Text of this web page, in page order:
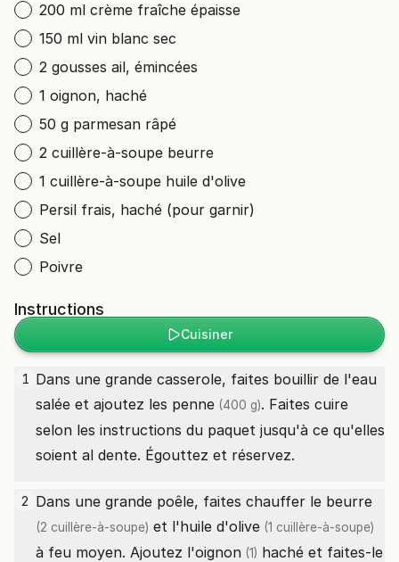
200 ml crème fraîche épaisse
150 ml vin blanc sec
2 gousses ail, émincées
1 oignon, haché
50 g parmesan râpé
2 cuillère-à-soupe beurre
1 cuillère-à-soupe huile d'olive
Persil frais, haché (pour garnir)
Sel
Poivre
Instructions
Cuisiner
1 Dans une grande casserole, faites bouillir de l'eau
salée et ajoutez les penne (400 g). Faites cuire
selon les instructions du paquet jusqu'à ce qu'elles
soient al dente. Égouttez et réservez.
2 Dans une grande poêle, faites chauffer le beurre
(2 cuillère-à-soupe) et l'huile d'olive (1 cuillère-à-soupe)
à feu moyen. Ajoutez l'oignon (1) haché et faites-le